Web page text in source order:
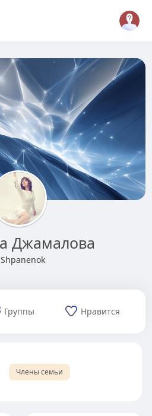
Джамалова
Группы Нравится
Члены семьи